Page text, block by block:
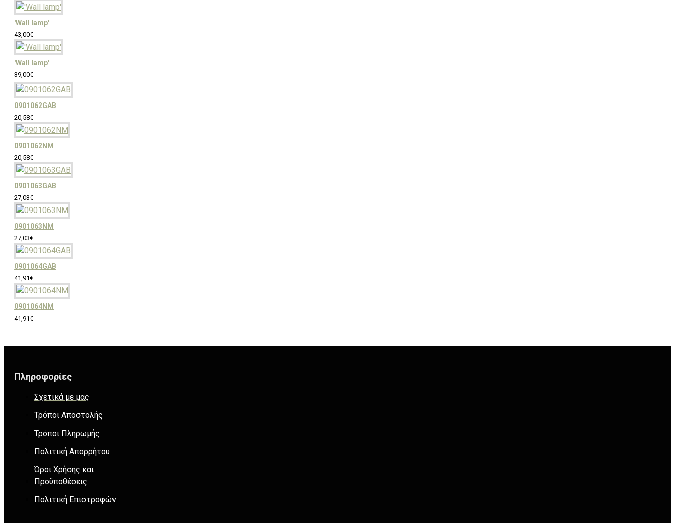
'Wall lamp'
43,00€
'Wall lamp'
39,00€
0901062GAB
20,58€
0901062NM
20,58€
0901063GAB
27,03€
0901063NM
27,03€
0901064GAB
41,91€
0901064NM
41,91€
Πληροφορίες
Σχετικά με μας
Τρόποι Αποστολής
Τρόποι Πληρωμής
Πολιτική Απορρήτου
Όροι Χρήσης και
Προϋποθέσεις
Πολιτική Επιστροφών